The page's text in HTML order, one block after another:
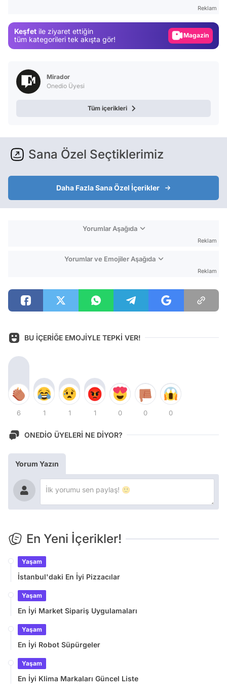
Reklam
Keşfet ile ziyaret ettiğin
tüm kategorileri tek akışta gör!
Magazin
Video
Mirador
Onedio Üyesi
Tüm içerikleri
Sana Özel Seçtiklerimiz
Daha Fazla Sana Özel İçerikler
Yorumlar Aşağıda
Reklam
Yorumlar ve Emojiler Aşağıda
Reklam
BU İÇERİĞE EMOJİYLE TEPKİ VER!
6 1 1 1 0 0 0
ONEDİO ÜYELERİ NE DİYOR?
Yorum Yazın
En Yeni İçerikler!
Yaşam
İstanbul'daki En İyi Pizzacılar
Yaşam
En İyi Market Sipariş Uygulamaları
Yaşam
En İyi Robot Süpürgeler
Yaşam
En İyi Klima Markaları Güncel Liste